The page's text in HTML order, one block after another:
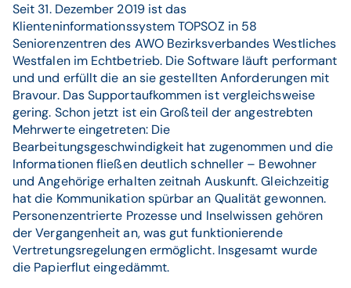
Seit 31. Dezember 2019 ist das
Klienteninformationssystem TOPSOZ in 58
Seniorenzentren des AWO Bezirksverbandes Westliches
Westfalen im Echtbetrieb. Die Software läuft performant
und und erfüllt die an sie gestellten Anforderungen mit
Bravour. Das Supportaufkommen ist vergleichsweise
gering. Schon jetzt ist ein Großteil der angestrebten
Mehrwerte eingetreten: Die
Bearbeitungsgeschwindigkeit hat zugenommen und die
Informationen fließen deutlich schneller – Bewohner
und Angehörige erhalten zeitnah Auskunft. Gleichzeitig
hat die Kommunikation spürbar an Qualität gewonnen.
Personenzentrierte Prozesse und Inselwissen gehören
der Vergangenheit an, was gut funktionierende
Vertretungsregelungen ermöglicht. Insgesamt wurde
die Papierflut eingedämmt.